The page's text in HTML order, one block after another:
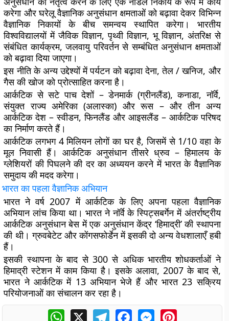
करेगा और घरेलू वैज्ञानिक अनुसंधान क्षमताओं को बढ़ावा देकर विभिन्न
वैज्ञानिक निकायों के बीच समन्वय स्थापित करेगा। भारतीय
विश्वविद्यालयों में जैविक विज्ञान, पृथ्वी विज्ञान, भू विज्ञान, अंतरिक्ष से
संबंधित कार्यक्रम, जलवायु परिवर्तन से सम्बंधित अनुसंधान क्षमताओं
को बढ़ावा दिया जाएगा।
इस नीति के अन्य उद्देश्यों में पर्यटन को बढ़ावा देना, तेल / खनिज, और
गैस की खोज को प्रोत्साहित करना है।
आर्कटिक से सटे पाच देशों – डेनमार्क (ग्रीनलैंड), कनाडा, नॉर्वे,
संयुक्त राज्य अमेरिका (अलास्का) और रूस – और तीन अन्य
आर्कटिक देश – स्वीडन, फिनलैंड और आइसलैंड – आर्कटिक परिषद
का निर्माण करते हैं।
आर्कटिक लगभग 4 मिलियन लोगों का घर है, जिसमें से 1/10 वहा के
मूल निवासी हैं। आर्कटिक अनुसंधान तीसरे ध्रुव – हिमालय के
ग्लेशियरों की पिघलने की दर का अध्ययन करने में भारत के वैज्ञानिक
समुदाय की मदद करेगा।
भारत का पहला वैज्ञानिक अभियान
भारत ने वर्ष 2007 में आर्कटिक के लिए अपना पहला वैज्ञानिक
अभियान लांच किया था। भारत ने नॉर्वे के स्पिट्सबर्गेन में अंतर्राष्ट्रीय
आर्कटिक अनुसंधान बेस में एक अनुसंधान केंद्र ‘हिमाद्री’ की स्थापना
की थी। ग्रुवबेटेट और कोंगसफोर्डेन में इसकी दो अन्य वेधशालाएँ हबी
हैं।
इसकी स्थापना के बाद से 300 से अधिक भारतीय शोधकर्ताओं ने
हिमाद्री स्टेशन में काम किया है। इसके अलावा, 2007 के बाद से,
भारत ने आर्कटिक में 13 अभियान भेजे हैं और भारत 23 सक्रिय
परियोजनाओं का संचालन कर रहा है।
WhatsApp
X TelegramFacebookMessengerPinterest